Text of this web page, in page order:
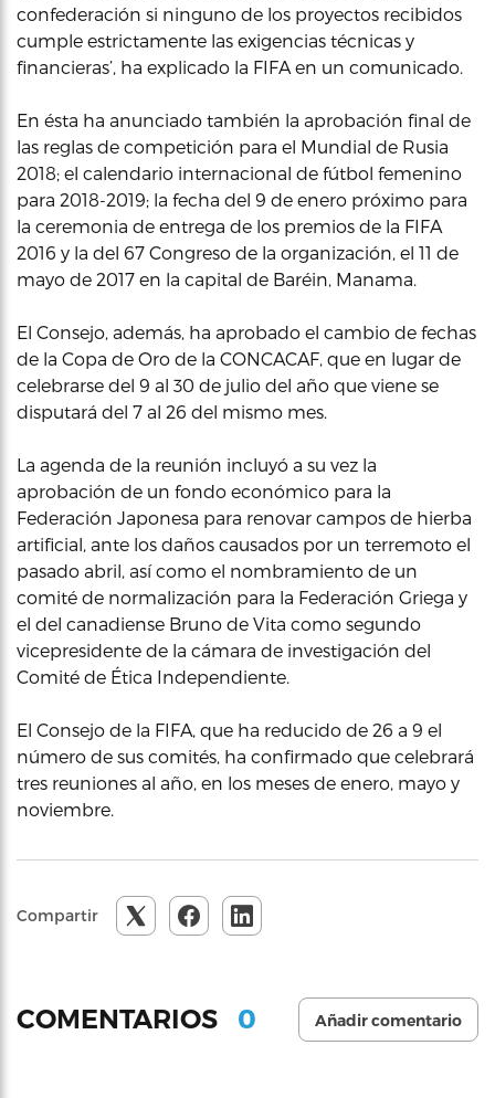
confederación si ninguno de los proyectos recibidos
cumple estrictamente las exigencias técnicas y
financieras’, ha explicado la FIFA en un comunicado.
En ésta ha anunciado también la aprobación final de
las reglas de competición para el Mundial de Rusia
2018; el calendario internacional de fútbol femenino
para 2018-2019; la fecha del 9 de enero próximo para
la ceremonia de entrega de los premios de la FIFA
2016 y la del 67 Congreso de la organización, el 11 de
mayo de 2017 en la capital de Baréin, Manama.
El Consejo, además, ha aprobado el cambio de fechas
de la Copa de Oro de la CONCACAF, que en lugar de
celebrarse del 9 al 30 de julio del año que viene se
disputará del 7 al 26 del mismo mes.
La agenda de la reunión incluyó a su vez la
aprobación de un fondo económico para la
Federación Japonesa para renovar campos de hierba
artificial, ante los daños causados por un terremoto el
pasado abril, así como el nombramiento de un
comité de normalización para la Federación Griega y
el del canadiense Bruno de Vita como segundo
vicepresidente de la cámara de investigación del
Comité de Ética Independiente.
El Consejo de la FIFA, que ha reducido de 26 a 9 el
número de sus comités, ha confirmado que celebrará
tres reuniones al año, en los meses de enero, mayo y
noviembre.
Compartir
COMENTARIOS 0 Añadir comentario